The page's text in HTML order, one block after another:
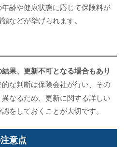
齢や健康状態に応じて保険料が
などが挙げられます。
果、更新不可となる場合もあり
な判断は保険会社が行い、その
なるため、更新に関する詳しい
をしておくことが大切です。
意点